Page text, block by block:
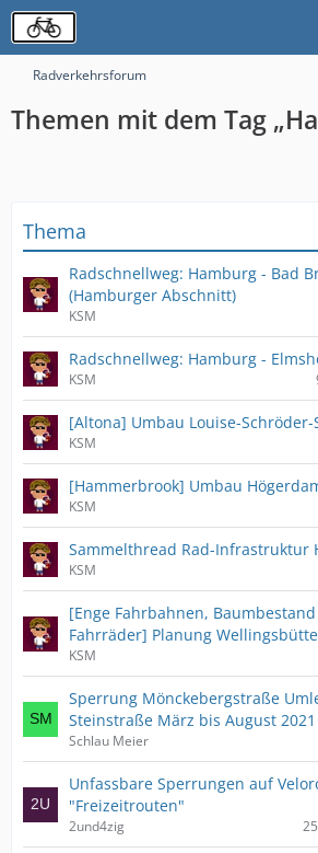
Radverkehrsforum
Themen mit dem Tag
Thema
Radschnellweg: Hamburg - Bad
(Hamburger Abschnitt)
KSM
Radschnellweg: Hamburg -
KSM
[Altona] Umbau Louise-Schröder-
KSM
[Hammerbrook] Umbau
KSM
Sammelthread Rad-Infrastruktur
KSM
[Enge Fahrbahnen,
Fahrräder] Planung
KSM
Sperrung Mönckebergstraße
Steinstraße März bis August 2021
Schlau Meier
Unfassbare Sperrungen auf
"Freizeitrouten"
2und4zig